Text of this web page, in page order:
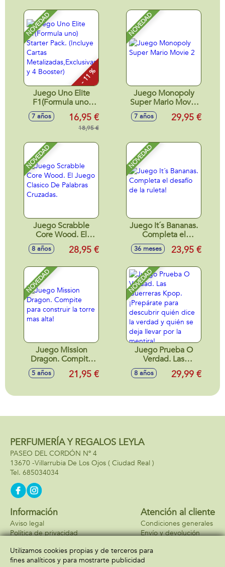
NOVEDAD
- 11 %
Juego Uno Elite
F1(Formula uno)
Starter Pack.
(Incluye Cartas
Metalizadas,Exclusivas
7 años 16,95 €
18,95 €
NOVEDAD
Juego Monopoly
Super Mario Movie
7 años 29,95 €
NOVEDAD
Juego Scrabble
Core Wood. El
Juego Clasico De
Palabras Cruzadas.
8 años 28,95 €
NOVEDAD
Juego It´s Bananas.
Completa el
desafío de la ruleta!
36 meses 23,95 €
NOVEDAD
Juego Mission
Dragon. Compite
para construir la
torre mas alta!
5 años 21,95 €
NOVEDAD
Juego Prueba O
Verdad. Las
Guerreras Kpop.
¡Prepárate para
dice la verdad y
por la mentira!
8 años 29,99 €
PERFUMERÍA Y REGALOS LEYLA
PASEO DEL CORDÓN Nº 4
13670 -Villarrubia De Los Ojos ( Ciudad Real )
685034034
Información
Aviso legal
Política de privacidad
Atención al cliente
Condiciones generales
Envío y devolución
Formas de pago
Utilizamos cookies propias y de terceros para
fines analíticos y para mostrarte publicidad